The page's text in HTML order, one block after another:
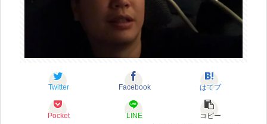
Twitter Facebook はてブ
Pocket LINE コピー